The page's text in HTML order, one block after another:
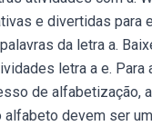
e divertidas para
da letra a.
letra a e. Para
de alfabetização,
devem ser